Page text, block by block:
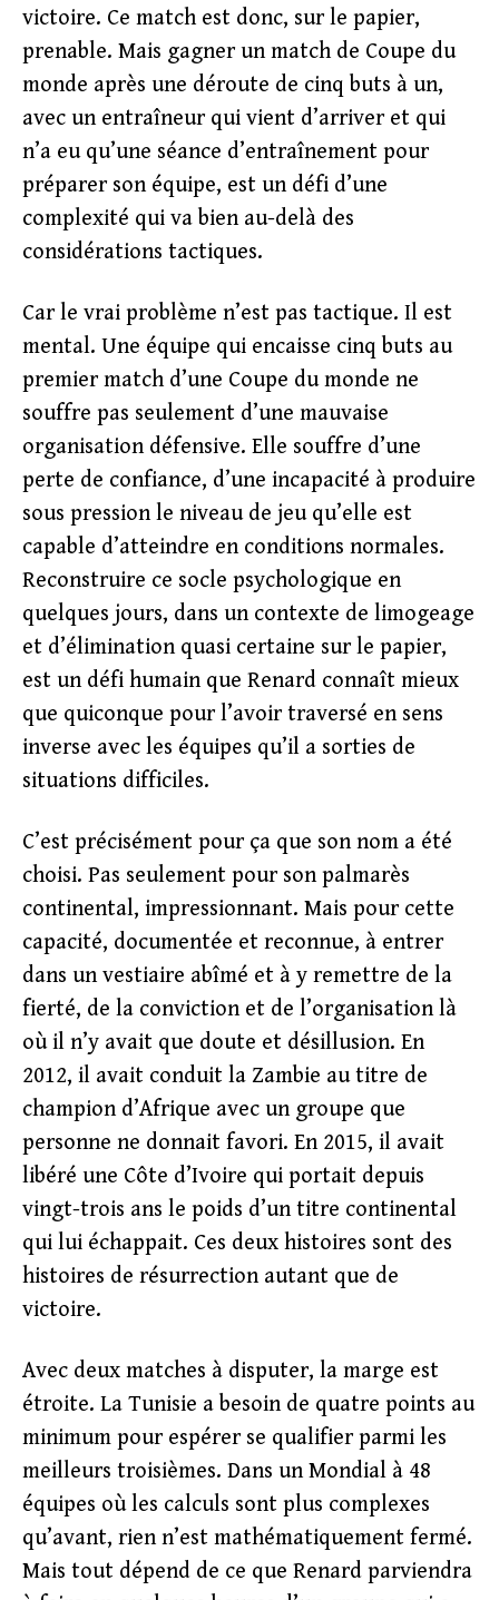
victoire. Ce match est donc, sur le papier,
prenable. Mais gagner un match de Coupe du
monde après une déroute de cinq buts à un,
avec un entraîneur qui vient d’arriver et qui
n’a eu qu’une séance d’entraînement pour
préparer son équipe, est un défi d’une
complexité qui va bien au-delà des
considérations tactiques.
Car le vrai problème n’est pas tactique. Il est
mental. Une équipe qui encaisse cinq buts au
premier match d’une Coupe du monde ne
souffre pas seulement d’une mauvaise
organisation défensive. Elle souffre d’une
perte de confiance, d’une incapacité à produire
sous pression le niveau de jeu qu’elle est
capable d’atteindre en conditions normales.
Reconstruire ce socle psychologique en
quelques jours, dans un contexte de limogeage
et d’élimination quasi certaine sur le papier,
est un défi humain que Renard connaît mieux
que quiconque pour l’avoir traversé en sens
inverse avec les équipes qu’il a sorties de
situations difficiles.
C’est précisément pour ça que son nom a été
choisi. Pas seulement pour son palmarès
continental, impressionnant. Mais pour cette
capacité, documentée et reconnue, à entrer
dans un vestiaire abîmé et à y remettre de la
fierté, de la conviction et de l’organisation là
où il n’y avait que doute et désillusion. En
2012, il avait conduit la Zambie au titre de
champion d’Afrique avec un groupe que
personne ne donnait favori. En 2015, il avait
libéré une Côte d’Ivoire qui portait depuis
vingt-trois ans le poids d’un titre continental
qui lui échappait. Ces deux histoires sont des
histoires de résurrection autant que de
victoire.
Avec deux matches à disputer, la marge est
étroite. La Tunisie a besoin de quatre points au
minimum pour espérer se qualifier parmi les
meilleurs troisièmes. Dans un Mondial à 48
équipes où les calculs sont plus complexes
qu’avant, rien n’est mathématiquement fermé.
Mais tout dépend de ce que Renard parviendra